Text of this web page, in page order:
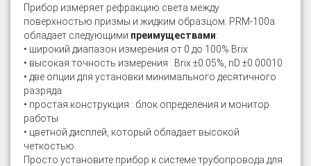
Прибор измеряет рефракцию света между
поверхностью призмы и жидким образцом. PRM-100а
обладает следующими преимуществами:
• широкий диапазон измерения от 0 до 100% Brix
• высокая точность измерения : Brix ±0.05%, nD ±0.00010
• две опции для установки минимального десятичного
разряда
• простая конструкция : блок определения и монитор
работы
• цветной дисплей, который обладает высокой
четкостью.
Просто установите прибор к системе трубопровода для